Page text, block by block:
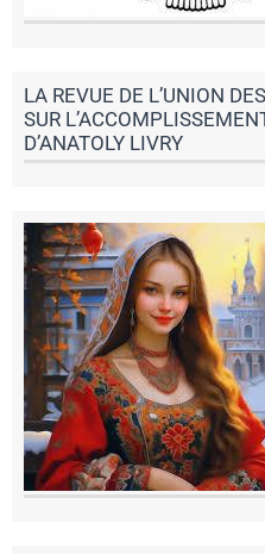
LA REVUE DE L’UNION
SUR
D’ANATOLY LIVRY